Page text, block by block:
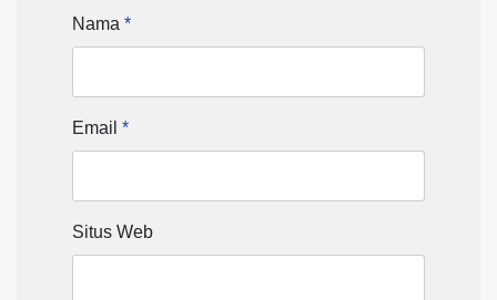
Nama *
Email *
Situs Web